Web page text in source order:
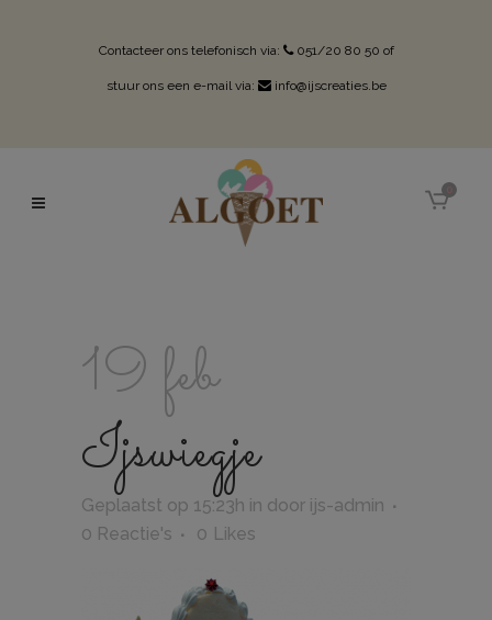
Contacteer ons telefonisch via: 051/20 80 50 of
stuur ons een e-mail via: info@ijscreaties.be
0
19 feb
Ijswiegje
Geplaatst op 15:23h in door ijs-admin
0 Reactie's
0 Likes